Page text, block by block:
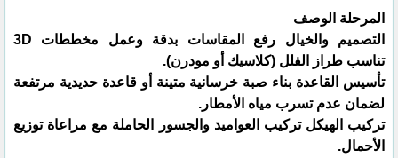
المرحلة الوصف
التصميم والخيال رفع المقاسات بدقة وعمل مخططات 3D
تناسب طراز الفلل (كلاسيك أو مودرن).
تأسيس القاعدة بناء صبة خرسانية متينة أو قاعدة حديدية مرتفعة
لضمان عدم تسرب مياه الأمطار.
تركيب الهيكل تركيب العواميد والجسور الحاملة مع مراعاة توزيع
الأحمال.